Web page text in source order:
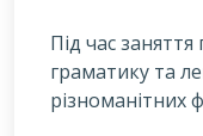
Під час
граматику та
різноманітних